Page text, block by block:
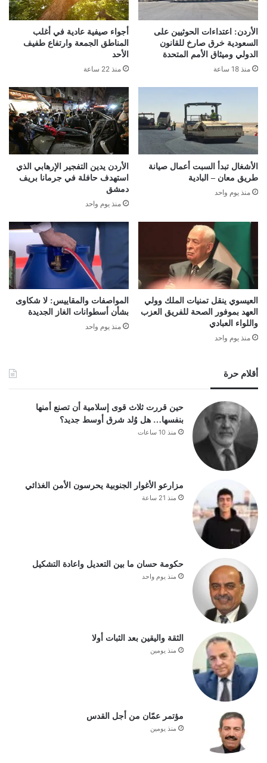
الأردن: اعتداءات الحوثيين على
السعودية خرق صارخ للقانون
الدولي وميثاق الأمم المتحدة
منذ 18 ساعة
أجواء صيفية عادية في أغلب
المناطق الجمعة وارتفاع طفيف
الأحد
منذ 22 ساعة
الأشغال تبدأ السبت أعمال صيانة
طريق معان – البادية
منذ يوم واحد
الأردن يدين التفجير الإرهابي الذي
استهدف حافلة في جرمانا بريف
دمشق
منذ يوم واحد
العيسوي ينقل تمنيات الملك وولي
العهد بموفور الصحة للفريق العزب
واللواء العبادي
منذ يوم واحد
المواصفات والمقاييس: لا شكاوى
بشأن أسطوانات الغاز الجديدة
منذ يوم واحد
أقلام حرة
حين قررت ثلاث قوى إسلامية أن تصنع أمنها
بنفسها… هل وُلد شرق أوسط جديد؟
منذ 10 ساعات
مزارعو الأغوار الجنوبية يحرسون الأمن الغذائي
منذ 21 ساعة
حكومة حسان ما بين التعديل واعادة التشكيل
منذ يوم واحد
الثقة واليقين بعد الثبات أولا
منذ يومين
مؤتمر عمّان من أجل القدس
منذ يومين